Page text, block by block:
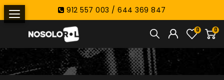
912 557 003 / 644 369 847
0
0